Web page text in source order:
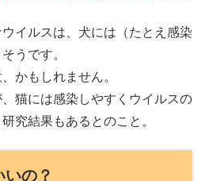
イルスは、犬には（たとえ感染
うです。
かもしれません。
、猫には感染しやすくウイルスの
究結果もあるとのこと。
の？